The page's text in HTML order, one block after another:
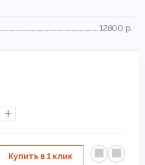
12800 р.
Купить в 1 клик